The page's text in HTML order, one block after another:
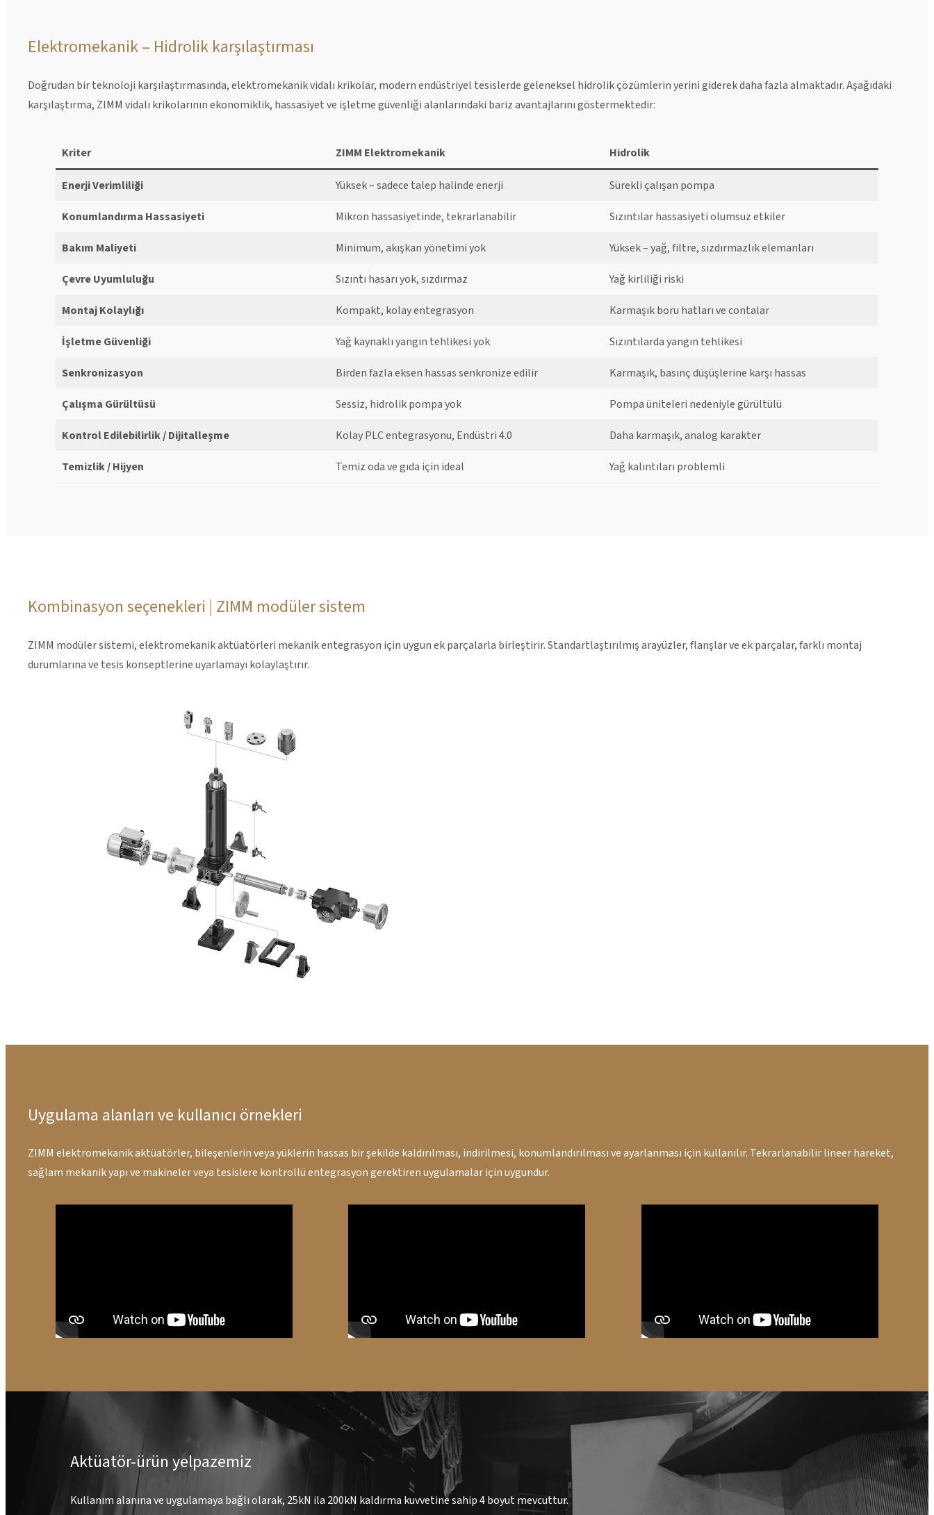
Elektromekanik – Hidrolik karşılaştırması
Doğrudan bir teknoloji karşılaştırmasında, elektromekanik vidalı krikolar, modern endüstriyel tesislerde geleneksel hidrolik çözümlerin yerini giderek daha fazla almaktadır. Aşağıdaki
karşılaştırma, ZIMM vidalı krikolarının ekonomiklik, hassasiyet ve işletme güvenliği alanlarındaki bariz avantajlarını göstermektedir:
Kriter ZIMM Elektromekanik Hidrolik
Enerji Verimliliği Yüksek – sadece talep halinde enerji Sürekli çalışan pompa
Konumlandırma Hassasiyeti Mikron hassasiyetinde, tekrarlanabilir Sızıntılar hassasiyeti olumsuz etkiler
Bakım Maliyeti Minimum, akışkan yönetimi yok Yüksek – yağ, filtre, sızdırmazlık elemanları
Çevre Uyumluluğu Sızıntı hasarı yok, sızdırmaz Yağ kirliliği riski
Montaj Kolaylığı Kompakt, kolay entegrasyon Karmaşık boru hatları ve contalar
İşletme Güvenliği Yağ kaynaklı yangın tehlikesi yok Sızıntılarda yangın tehlikesi
Senkronizasyon Birden fazla eksen hassas senkronize edilir Karmaşık, basınç düşüşlerine karşı hassas
Çalışma Gürültüsü Sessiz, hidrolik pompa yok Pompa üniteleri nedeniyle gürültülü
Kontrol Edilebilirlik / Dijitalleşme Kolay PLC entegrasyonu, Endüstri 4.0 Daha karmaşık, analog karakter
Temizlik / Hijyen Temiz oda ve gıda için ideal Yağ kalıntıları problemli
Kombinasyon seçenekleri | ZIMM modüler sistem
ZIMM modüler sistemi, elektromekanik aktüatörleri mekanik entegrasyon için uygun ek parçalarla birleştirir. Standartlaştırılmış arayüzler, flanşlar ve ek parçalar, farklı montaj
durumlarına ve tesis konseptlerine uyarlamayı kolaylaştırır.
Uygulama alanları ve kullanıcı örnekleri
ZIMM elektromekanik aktüatörler, bileşenlerin veya yüklerin hassas bir şekilde kaldırılması, indirilmesi, konumlandırılması ve ayarlanması için kullanılır. Tekrarlanabilir lineer hareket,
sağlam mekanik yapı ve makineler veya tesislere kontrollü entegrasyon gerektiren uygulamalar için uygundur.
Aktüatör-ürün yelpazemiz
Kullanım alanına ve uygulamaya bağlı olarak, 25kN ila 200kN kaldırma kuvvetine sahip 4 boyut mevcuttur.